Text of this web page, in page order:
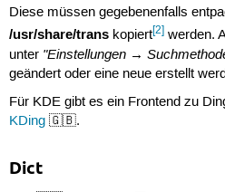
Diese müssen gegebenenfalls
/usr/share/transkopiert[2]werden.
unter "Einstellungen →
geändert oder eine neue erstellt
Für KDE gibt es ein Frontend zu
KDing🇬🇧.
Dict